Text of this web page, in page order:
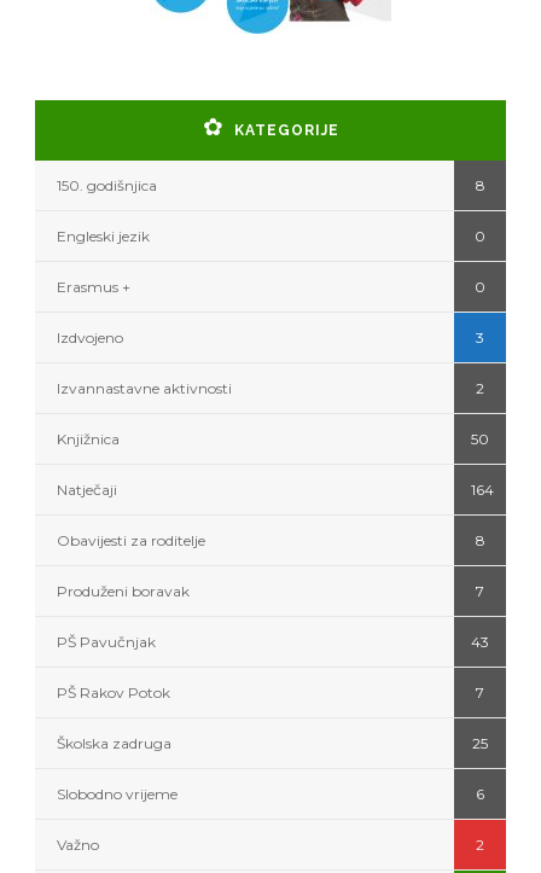
KATEGORIJE
150. godišnjica 8
Engleski jezik 0
Erasmus + 0
Izdvojeno 3
Izvannastavne aktivnosti 2
Knjižnica 50
Natječaji 164
Obavijesti za roditelje 8
Produženi boravak 7
PŠ Pavučnjak 43
PŠ Rakov Potok 7
Školska zadruga 25
Slobodno vrijeme 6
Važno 2